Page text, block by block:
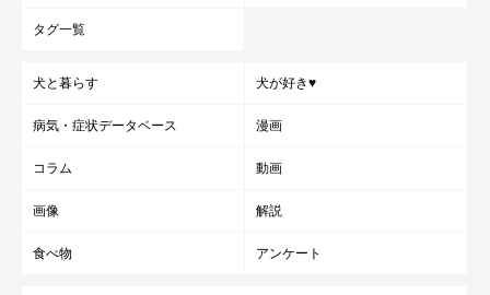
タグ一覧
犬と暮らす 犬が好き♥
病気・症状データベース 漫画
コラム 動画
画像 解説
食べ物 アンケート